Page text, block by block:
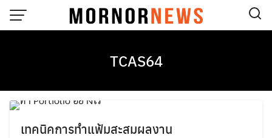
Skip
TCAS64
เทคนิคการทําแฟ้มสะสมผลงาน